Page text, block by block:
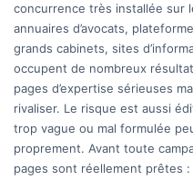
concurrence très installée sur
annuaires d’avocats,
grands cabinets, sites
occupent de nombreux
pages d’expertise sérieuses
rivaliser. Le risque est aussi
trop vague ou mal formulée
proprement. Avant toute
pages sont réellement prêtes